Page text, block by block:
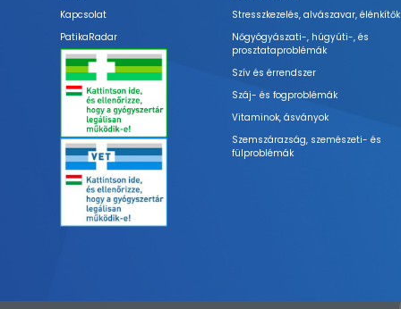
Kapcsolat
PatikaRadar
Stresszkezelés, alvászavar, élénkítők
Nőgyógyászati-, húgyúti-, és
prosztataproblémák
Szív és érrendszer
Száj- és fogproblémák
Vitaminok, ásványok
Szemszárazság, szemészeti- és
fülproblémák